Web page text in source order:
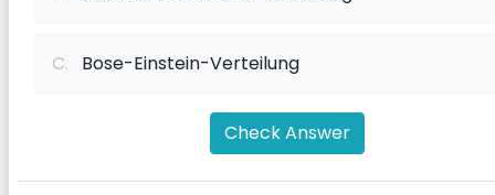
C. Bose-Einstein-Verteilung
Check Answer